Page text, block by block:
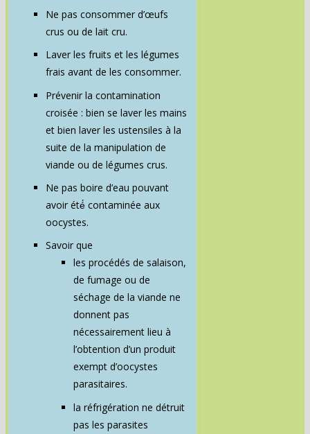
Ne pas consommer d’œufs
crus ou de lait cru.
Laver les fruits et les légumes
frais avant de les consommer.
Prévenir la contamination
croisée : bien se laver les mains
et bien laver les ustensiles à la
suite de la manipulation de
viande ou de légumes crus.
Ne pas boire d’eau pouvant
avoir été́ contaminée aux
oocystes.
Savoir que
les procédés de salaison,
de fumage ou de
séchage de la viande ne
donnent pas
nécessairement lieu à
l’obtention d’un produit
exempt d’oocystes
parasitaires.
la réfrigération ne détruit
pas les parasites